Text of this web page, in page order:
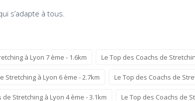
s’adapte à tous.
à Lyon 7 ème - 1.6km Le Top des Coachs de
Stretching à Lyon 6 ème - 2.7km Le Top des Coachs de
de Stretching à Lyon 4 ème - 3.1km Le Top des Coachs de